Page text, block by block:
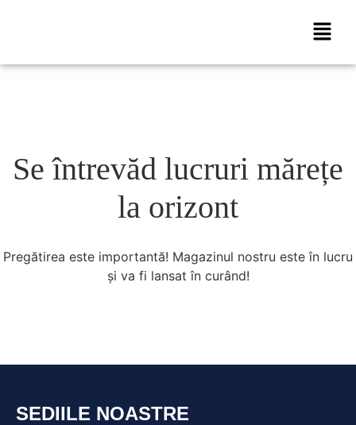
Se întrevăd lucruri mărețe
la orizont
Pregătirea este importantă! Magazinul nostru este în lucru
și va fi lansat în curând!
SEDIILE NOASTRE